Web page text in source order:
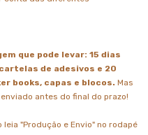
que pode levar: 15 dias
de adesivos e 20
books, capas e blocos. Mas
antes do final do prazo!
"Produção e Envio" no rodapé